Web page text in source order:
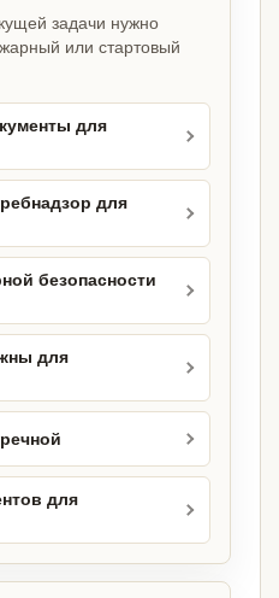
задачи нужно
или стартовый
для
для
безопасности
для
для